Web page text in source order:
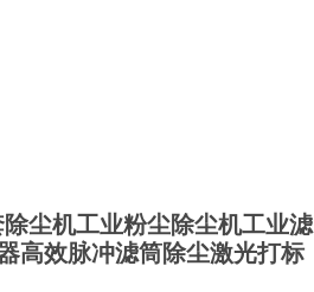
尘机工业粉尘除尘机工业滤
高效脉冲滤筒除尘激光打标